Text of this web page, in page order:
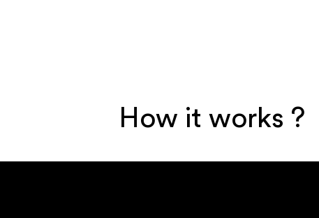
How it works ?